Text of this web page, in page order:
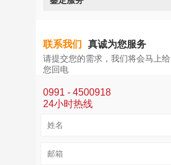
联系我们 真诚为您服务
请提交您的需求，我们将会马上给
您回电
0991 - 4500918
24小时热线